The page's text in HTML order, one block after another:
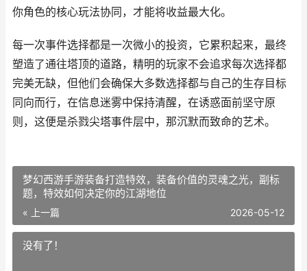
你角色的核心玩法协同，才能将收益最大化。
每一次事件选择都是一次微小的投资，它累积起来，最终
塑造了通往塔顶的道路，精明的玩家不会追求每次选择都
完美无缺，但他们会确保大多数选择都与自己的生存目标
同向而行，在信息迷雾中保持清醒，在诱惑面前坚守原
则，这便是杀戮尖塔事件层中，那沉默而致命的艺术。
梦幻西游手游装备打造特效，装备价值的灵魂之光，副标
题，特效如何决定你的江湖地位
« 上一篇 2026-05-12
没有了！